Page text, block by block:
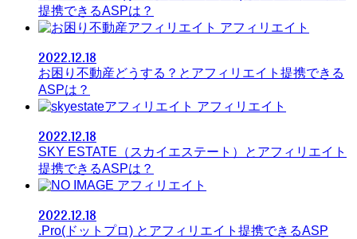
提携できるASPは？
アフィリエイト
2022.12.18
お困り不動産どうする？とアフィリエイト提携できる
ASPは？
アフィリエイト
2022.12.18
SKY ESTATE（スカイエステート）とアフィリエイト
提携できるASPは？
アフィリエイト
2022.12.18
.Pro(ドットプロ) とアフィリエイト提携できるASP